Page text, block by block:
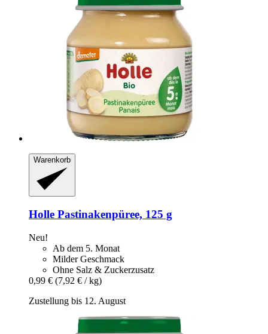
Warenkorb
Holle Pastinakenpüree, 125 g
Neu!
Ab dem 5. Monat
Milder Geschmack
Ohne Salz & Zuckerzusatz
0,99 € (7,92 € / kg)
Zustellung bis 12. August